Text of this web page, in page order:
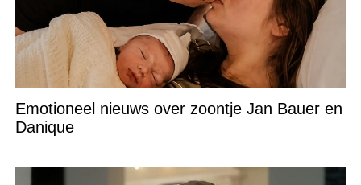
Emotioneel nieuws over zoontje Jan Bauer en
Danique